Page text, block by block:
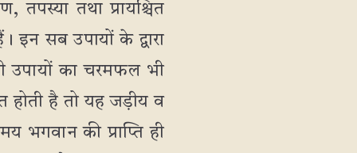
तपस्या तथा प्रायश्चित
सब उपायों के द्वारा
उपायों का चरमफल भी
होती है तो यह जड़ीय व
भगवान की प्राप्ति ही